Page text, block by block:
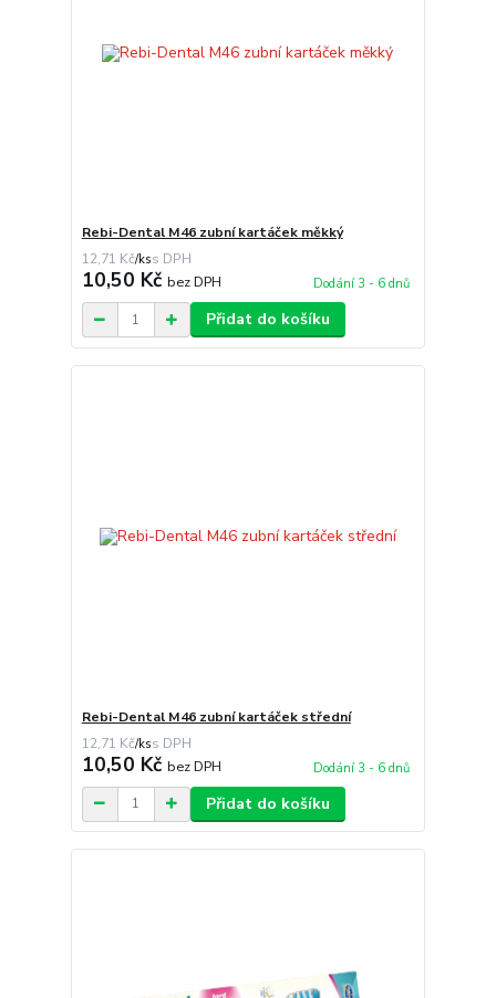
Rebi-Dental M46 zubní kartáček měkký
12,71 Kč/ks
10,50 Kč bez DPH Dodání 3 - 6 dnů
Přidat do košíku
Rebi-Dental M46 zubní kartáček střední
12,71 Kč/ks
10,50 Kč bez DPH Dodání 3 - 6 dnů
Přidat do košíku